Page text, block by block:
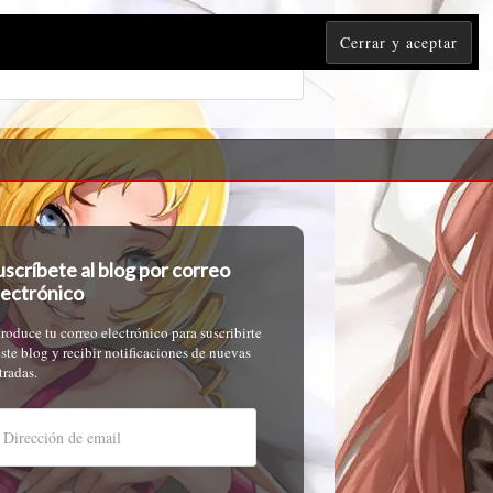
al blog por correo
tu correo electrónico para suscribirte
blog y recibir notificaciones de nuevas